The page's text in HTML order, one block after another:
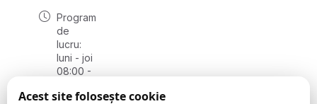
Program
de
lucru:
luni - joi
08:00 -
vineri
Acest site folosește cookie